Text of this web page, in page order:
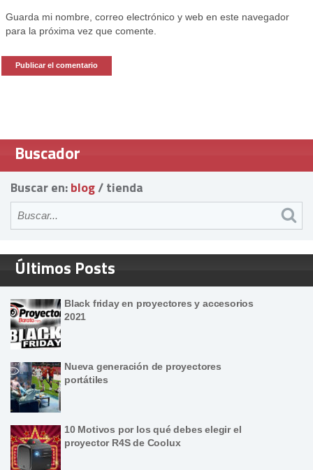
Guarda mi nombre, correo electrónico y web en este navegador
para la próxima vez que comente.
Buscador
Buscar en: blog / tienda
Últimos Posts
Black friday en proyectores y accesorios
2021
Nueva generación de proyectores
portátiles
10 Motivos por los qué debes elegir el
proyector R4S de Coolux